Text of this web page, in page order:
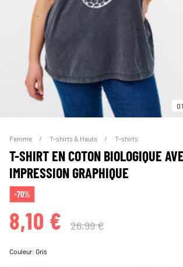
01
Femme T-shirts & Hauts T-shirts
T-SHIRT EN COTON BIOLOGIQUE
IMPRESSION GRAPHIQUE
-70%
8,10 € 26,99 €
Couleur:Gris